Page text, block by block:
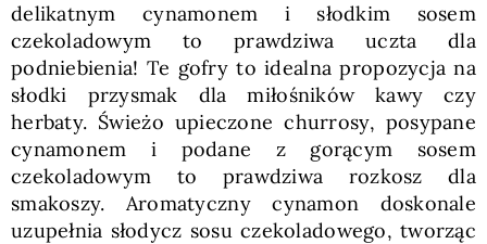
delikatnym cynamonem i słodkim sosem
czekoladowym to prawdziwa uczta dla
podniebienia! Te gofry to idealna propozycja na
słodki przysmak dla miłośników kawy czy
herbaty. Świeżo upieczone churrosy, posypane
cynamonem i podane z gorącym sosem
czekoladowym to prawdziwa rozkosz dla
smakoszy. Aromatyczny cynamon doskonale
uzupełnia słodycz sosu czekoladowego, tworząc